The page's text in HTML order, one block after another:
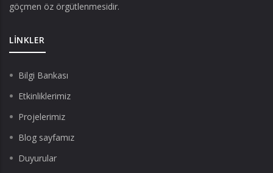
göçmen öz örgütlenmesidir.
LINKLER
Bilgi Bankası
Etkinliklerimiz
Projelerimiz
Blog sayfamız
Duyurular